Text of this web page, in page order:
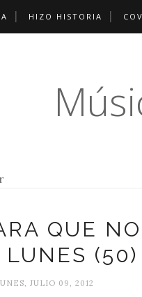
HIZO HISTORIA
QUE
LUNES (50)
JULIO 09, 2012